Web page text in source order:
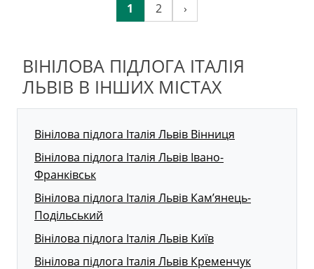
1 2 ›
ВІНІЛОВА ПІДЛОГА ІТАЛІЯ
ЛЬВІВ В ІНШИХ МІСТАХ
Вінілова підлога Італія Львів Вінниця
Вінілова підлога Італія Львів Івано-
Франківськ
Вінілова підлога Італія Львів Кам’янець-
Подільський
Вінілова підлога Італія Львів Київ
Вінілова підлога Італія Львів Кременчук